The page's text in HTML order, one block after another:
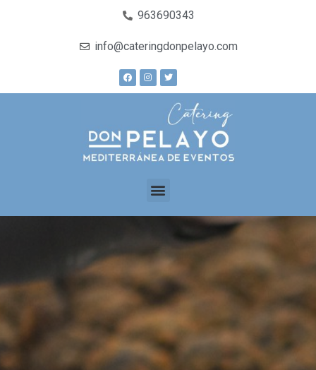
963690343
info@cateringdonpelayo.com